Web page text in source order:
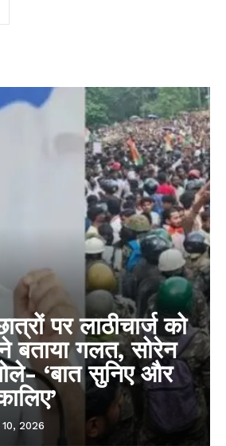
पर लाठीचार्ज को
बताया गलत, सोरेन
‘बात सुनिए और
2026